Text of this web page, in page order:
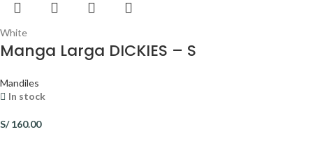
White
Manga Larga DICKIES – S
Mandiles
In stock
S/160.00